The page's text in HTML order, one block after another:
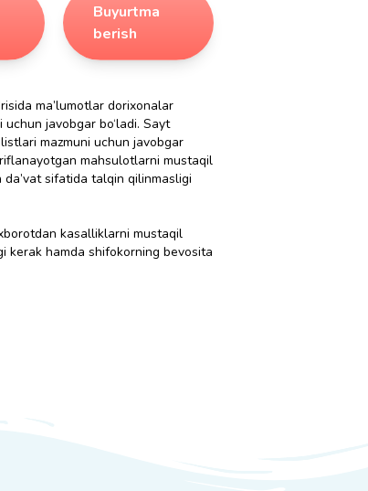
Buyurtma
berish
ma’lumotlar dorixonalar
javobgar bo‘ladi. Sayt
mazmuni uchun javobgar
mahsulotlarni mustaqil
sifatida talqin qilinmasligi
kasalliklarni mustaqil
kerak hamda shifokorning bevosita